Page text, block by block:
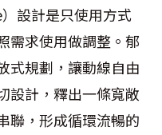
設計是只使用方式
需求使用做調整。郁
式規劃，讓動線自由
設計，釋出一條寬敞
聯，形成循環流暢的